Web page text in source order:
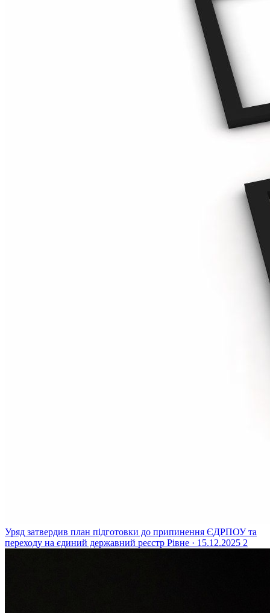
Уряд затвердив план підготовки до припинення ЄДРПОУ та
переходу на єдиний державний реєстр Рівне · 15.12.2025 2